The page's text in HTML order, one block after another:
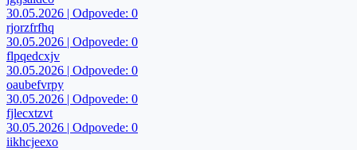
30.05.2026 | Odpovede: 0
rjorzfrfhq
30.05.2026 | Odpovede: 0
flpqedcxjv
30.05.2026 | Odpovede: 0
oaubefvrpy
30.05.2026 | Odpovede: 0
fjlecxtzvt
30.05.2026 | Odpovede: 0
iikhcjeexo